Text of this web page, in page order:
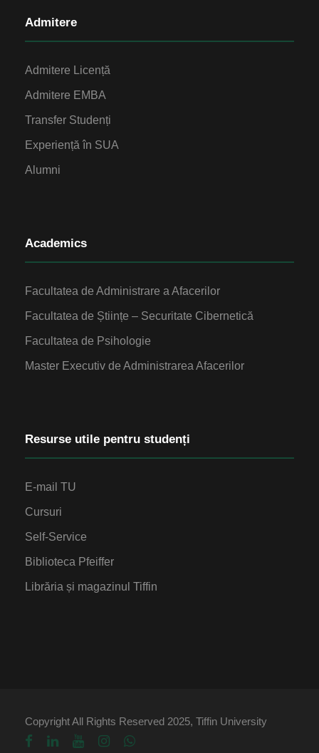
Admitere
Admitere Licență
Admitere EMBA
Transfer Studenți
Experiență în SUA
Alumni
Academics
Facultatea de Administrare a Afacerilor
Facultatea de Științe – Securitate Cibernetică
Facultatea de Psihologie
Master Executiv de Administrarea Afacerilor
Resurse utile pentru studenți
E-mail TU
Cursuri
Self-Service
Biblioteca Pfeiffer
Librăria și magazinul Tiffin
Copyright All Rights Reserved 2025, Tiffin University